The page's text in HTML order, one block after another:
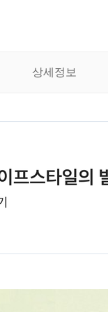
상세정보